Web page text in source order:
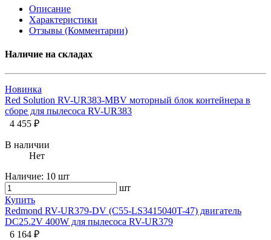
Описание
Характеристики
Отзывы (Комментарии)
Наличие на складах
Новинка
Red Solution RV-UR383-MBV моторный блок контейнера в
сборе для пылесоса RV-UR383
4 455 ₽
В наличии
Нет
Наличие: 10 шт
шт
Купить
Redmond RV-UR379-DV (C55-LS3415040T-47) двигатель
DC25.2V 400W для пылесоса RV-UR379
6 164 ₽